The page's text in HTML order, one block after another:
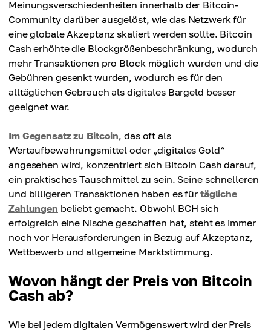
Meinungsverschiedenheiten innerhalb der Bitcoin-
Community darüber ausgelöst, wie das Netzwerk für
eine globale Akzeptanz skaliert werden sollte. Bitcoin
Cash erhöhte die Blockgrößenbeschränkung, wodurch
mehr Transaktionen pro Block möglich wurden und die
Gebühren gesenkt wurden, wodurch es für den
alltäglichen Gebrauch als digitales Bargeld besser
geeignet war.
Im Gegensatz zu Bitcoin, das oft als
Wertaufbewahrungsmittel oder „digitales Gold“
angesehen wird, konzentriert sich Bitcoin Cash darauf,
ein praktisches Tauschmittel zu sein. Seine schnelleren
und billigeren Transaktionen haben es für tägliche
Zahlungen beliebt gemacht. Obwohl BCH sich
erfolgreich eine Nische geschaffen hat, steht es immer
noch vor Herausforderungen in Bezug auf Akzeptanz,
Wettbewerb und allgemeine Marktstimmung.
Wovon hängt der Preis von Bitcoin
Cash ab?
Wie bei jedem digitalen Vermögenswert wird der Preis